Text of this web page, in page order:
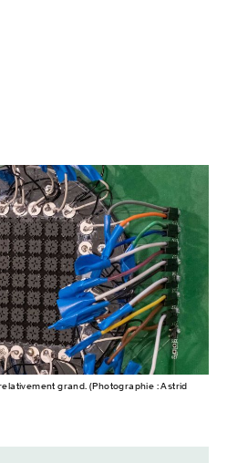
grand. (Photographie : Astrid